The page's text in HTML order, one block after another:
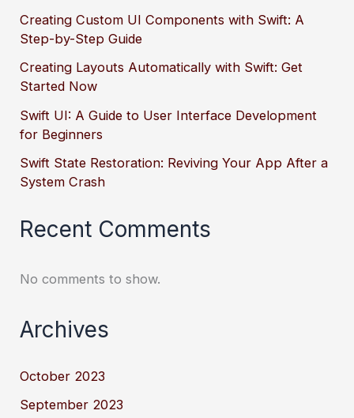
Creating Custom UI Components with Swift: A
Step-by-Step Guide
Creating Layouts Automatically with Swift: Get
Started Now
Swift UI: A Guide to User Interface Development
for Beginners
Swift State Restoration: Reviving Your App After a
System Crash
Recent Comments
No comments to show.
Archives
October 2023
September 2023